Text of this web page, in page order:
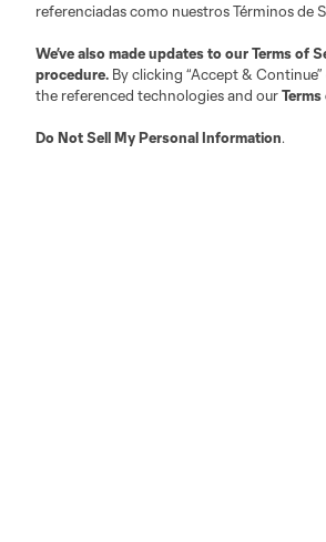
Servicio al Cliente
Trabajos/Carreras
Twitter
referenciadas como nuestros Términos de
We’ve also made updates to ourTerms of
procedure. By clicking “Accept &
the referenced technologies and our
Do Not Sell My Personal Information.